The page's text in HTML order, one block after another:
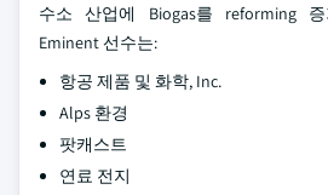
수소 산업에 Biogas를 reforming
Eminent 선수는:
항공 제품 및 화학, Inc.
Alps 환경
팟캐스트
연료 전지